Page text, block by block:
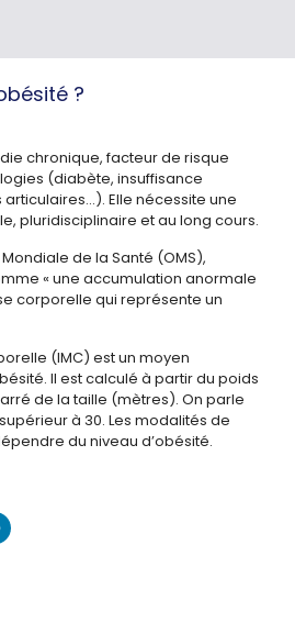
?
chronique, facteur de risque
(diabète, insuffisance
Elle nécessite une
pluridisciplinaire et au long cours.
de la Santé (OMS),
« une accumulation anormale
corporelle qui représente un
(IMC) est un moyen
Il est calculé à partir du poids
de la taille (mètres). On parle
à 30. Les modalités de
du niveau d’obésité.